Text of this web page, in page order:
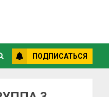
ПОДПИСАТЬСЯ